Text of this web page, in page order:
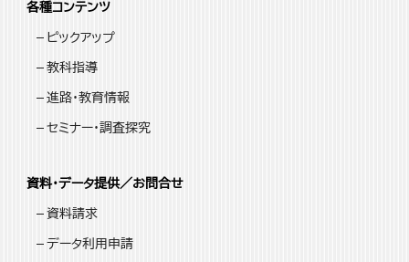
各種コンテンツ
ピックアップ
教科指導
進路・教育情報
セミナー・調査探究
資料・データ提供／お問合せ
資料請求
データ利用申請